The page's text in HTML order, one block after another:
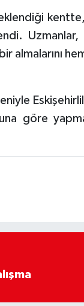
Uzmanlar,
almalarını
göre